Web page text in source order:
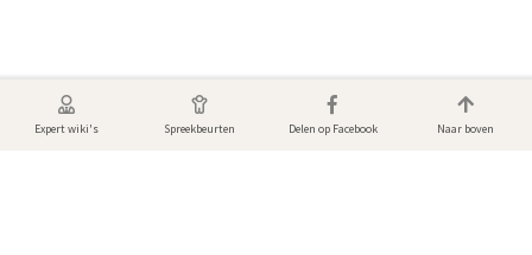
Expert wiki's Spreekbeurten Delen op Facebook Naar boven